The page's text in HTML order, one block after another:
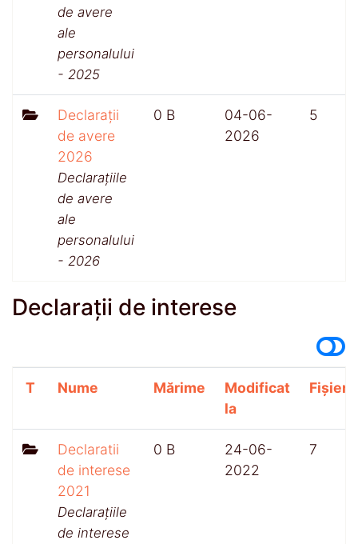
de avere
ale
personalului
- 2025
Declarații
de avere
2026
Declarațiile
de avere
ale
personalului
- 2026
0 B
04-06-
2026
5
Declarații de interese
T Nume Mărime
Modificat
la
Fișiere
Declaratii
de interese
2021
Declarațiile
de interese
0 B
24-06-
2022
7